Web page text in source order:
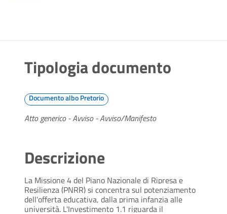
Tipologia documento
Documento albo Pretorio
Atto generico - Avviso - Avviso/Manifesto
Descrizione
La Missione 4 del Piano Nazionale di Ripresa e
Resilienza (PNRR) si concentra sul potenziamento
dell'offerta educativa, dalla prima infanzia alle
università. L'Investimento 1.1 riguarda il